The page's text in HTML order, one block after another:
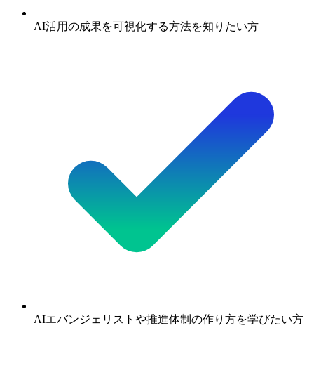
AI活用の成果を可視化する方法を知りたい方
AIエバンジェリストや推進体制の作り方を学びたい方